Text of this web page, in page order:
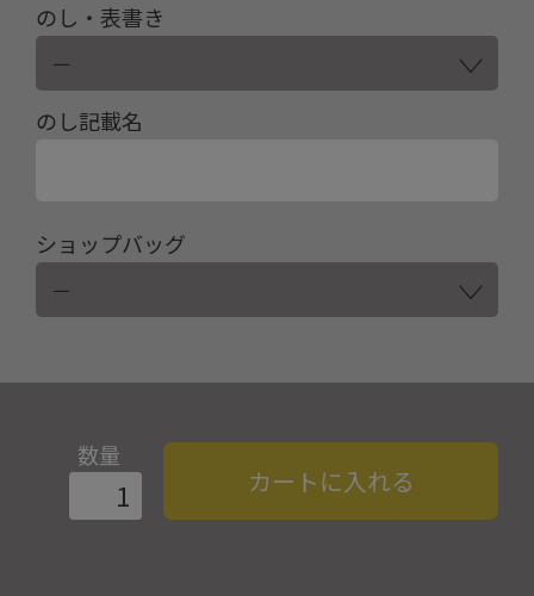
のし・表書き
のし記載名
ショップバッグ
数量
カートに入れる